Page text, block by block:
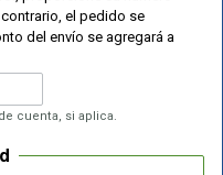
el pedido se
del envío se agregará a
cuenta, si aplica.